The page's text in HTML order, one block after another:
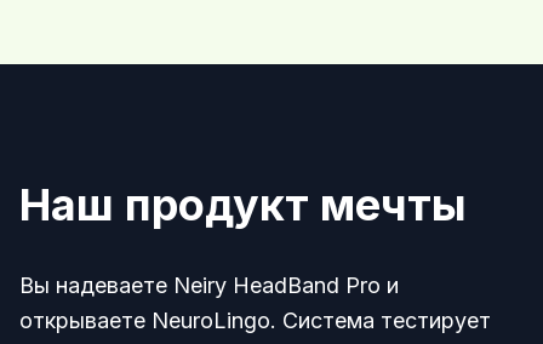
Наш продукт мечты
Вы надеваете Neiry HeadBand Pro и
открываете NeuroLingo. Система тестирует